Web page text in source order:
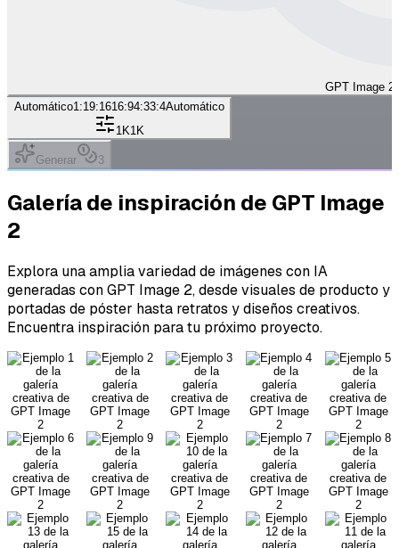
GPT Image 2
Automático1:1 9:1616:94:33:4Automático
1K1K
Generar 3
Galería de inspiración de GPT Image
2
Explora una amplia variedad de imágenes con IA
generadas con GPT Image 2, desde visuales de producto y
portadas de póster hasta retratos y diseños creativos.
Encuentra inspiración para tu próximo proyecto.